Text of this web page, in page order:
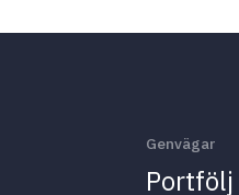
Genvägar
Portfölj